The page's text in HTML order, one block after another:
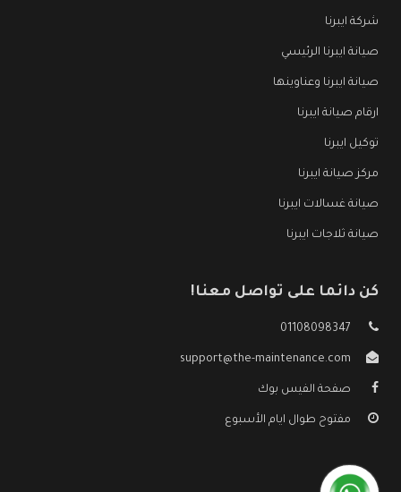
شركة ايبرنا
صيانة ايبرنا الرئيسي
صيانة ايبرنا وعناوينها
ارقام صيانة ايبرنا
توكيل ايبرنا
مركز صيانة ايبرنا
صيانة غسالات ايبرنا
صيانة ثلاجات ايبرنا
كن دائما على تواصل معنا!
01108098347
support@the-maintenance.com
صفحة الفيس بوك
مفتوح طوال ايام الأسبوع